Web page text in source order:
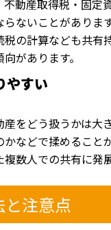
動産取得税・固定
ないことがあります
の計算なども共有
があります。
やすい
をどう扱うかは大
などで揉めること
数人での共有に発
注意点